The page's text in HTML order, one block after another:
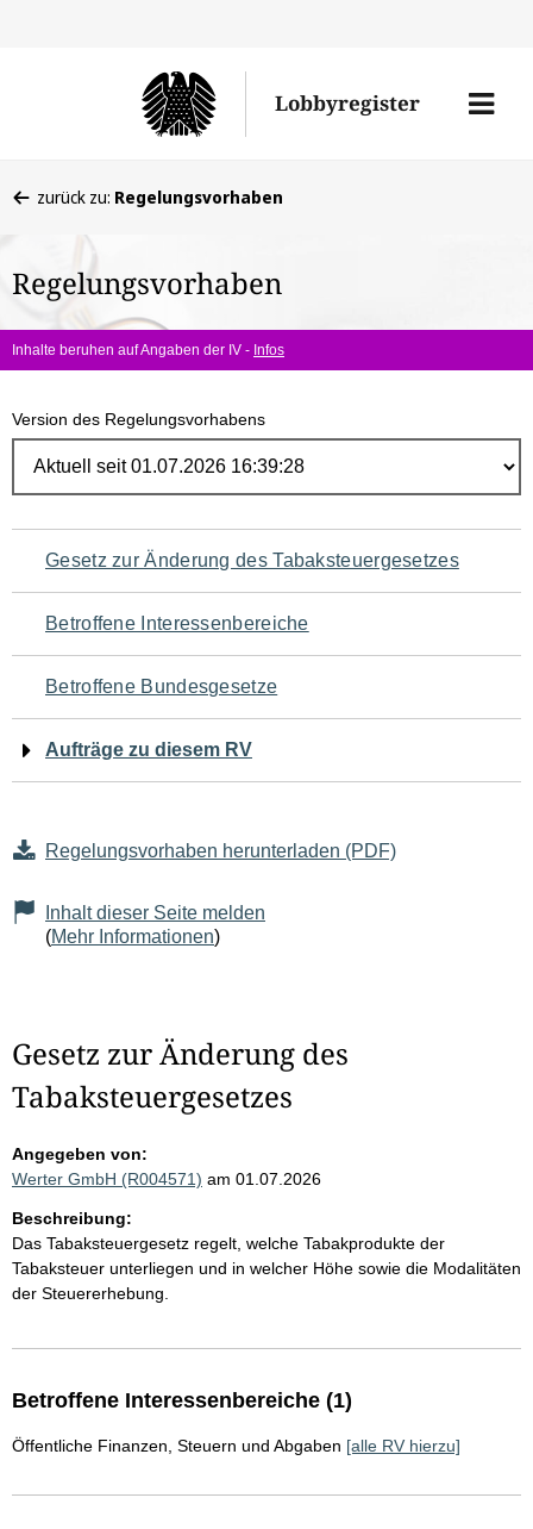
Lobbyregister
Menü
befinden
hier:
zurück zu: Regelungsvorhaben
Regelungsvorhaben
Inhalte beruhen auf Angaben der IV - Infos
Version des Regelungsvorhabens
Navigation
für
den
Seiteninhalt
Gesetz zur Änderung des Tabaksteuergesetzes
Betroffene Interessenbereiche
Betroffene Bundesgesetze
Aufträge zu diesem RV
Regelungsvorhaben herunterladen (PDF)
Inhalt dieser Seite melden
(Mehr Informationen)
Gesetz zur Änderung des
Tabaksteuergesetzes
Angegeben von:
Werter GmbH (R004571) am 01.07.2026
Beschreibung:
Das Tabaksteuergesetz regelt, welche Tabakprodukte der
Tabaksteuer unterliegen und in welcher Höhe sowie die Modalitäten
der Steuererhebung.
Betroffene Interessenbereiche (1)
Öffentliche Finanzen, Steuern und Abgaben [alle RV hierzu]